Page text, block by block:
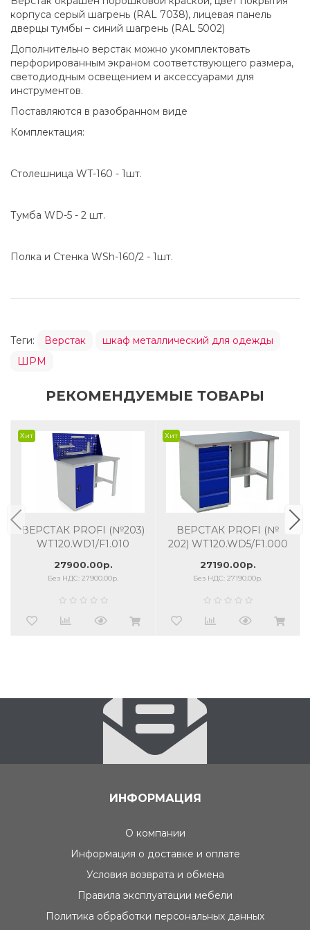
корпуса серый шагрень (RAL 7038), лицевая панель
дверцы тумбы – синий шагрень (RAL 5002)
Дополнительно верстак можно укомплектовать
перфорированным экраном соответствующего размера,
светодиодным освещением и аксессуарами для
инструментов.
Поставляются в разобранном виде
Комплектация:
Столешница WT-160 - 1шт.
Тумба WD-5 - 2 шт.
Полка и Стенка WSh-160/2 - 1шт.
Теги: Верстак
шкаф металлический для одежды
ШРМ
РЕКОМЕНДУЕМЫЕ ТОВАРЫ
Хит
ВЕРСТАК PROFI (№203)
WT120.WD1/F1.010
27900.00р.
Без НДС: 27900.00р.
Хит
ВЕРСТАК PROFI (№
202) WT120.WD5/F1.000
27190.00р.
Без НДС: 27190.00р.
ИНФОРМАЦИЯ
О компании
Информация о доставке и оплате
Условия возврата и обмена
Правила эксплуатации мебели
Политика обработки персональных данных